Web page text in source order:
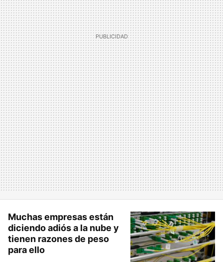
Muchas empresas están
diciendo adiós a la nube y
tienen razones de peso
para ello